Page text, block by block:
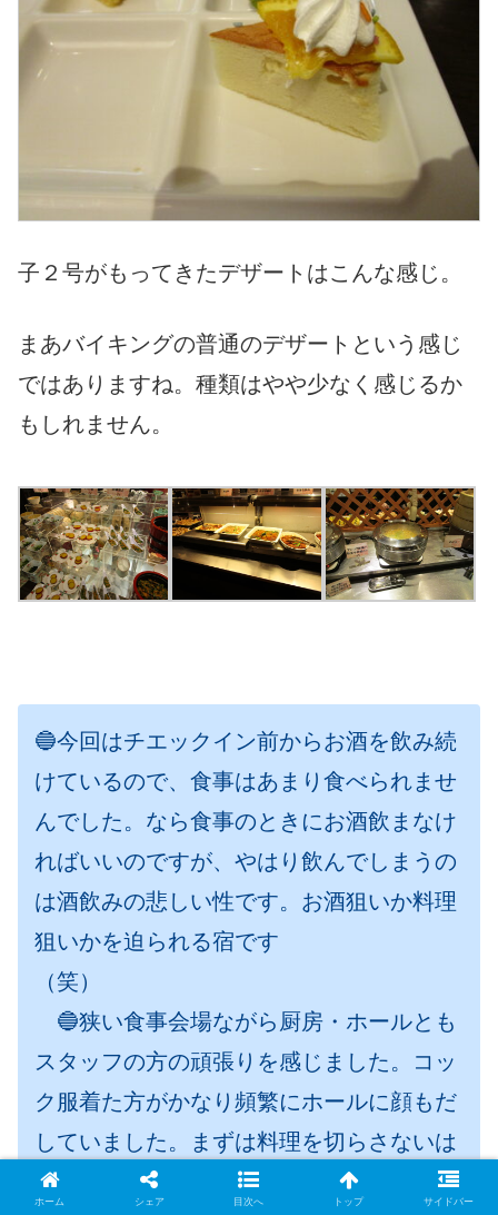
子２号がもってきたデザートはこんな感じ。
まあバイキングの普通のデザートという感じ
ではありますね。種類はやや少なく感じるか
もしれません。
🔵今回はチエックイン前からお酒を飲み続
けているので、食事はあまり食べられませ
んでした。なら食事のときにお酒飲まなけ
ればいいのですが、やはり飲んでしまうの
は酒飲みの悲しい性です。お酒狙いか料理
狙いかを迫られる宿です
（笑）
🔵狭い食事会場ながら厨房・ホールとも
スタッフの方の頑張りを感じました。コッ
ク服着た方がかなり頻繁にホールに顔もだ
していました。まずは料理を切らさないは
バイキングの基本だと思いますし、そのへ
ホーム シェア 目次へ トップ サイドバー